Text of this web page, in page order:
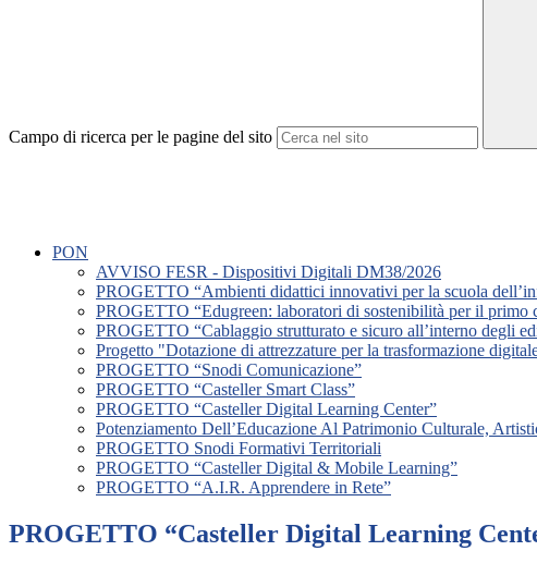
Campo di ricerca per le pagine del sito
PON
AVVISO FESR - Dispositivi Digitali DM38/2026
PROGETTO “Ambienti didattici innovativi per la scuola
PROGETTO “Edugreen: laboratori di sostenibilità per il primo
PROGETTO “Cablaggio strutturato e sicuro all’interno degli
Progetto "Dotazione di attrezzature per la trasformazione
PROGETTO “Snodi Comunicazione”
PROGETTO “Casteller Smart Class”
PROGETTO “Casteller Digital Learning Center”
Potenziamento Dell’Educazione Al Patrimonio Culturale,
PROGETTO Snodi Formativi Territoriali
PROGETTO “Casteller Digital & Mobile Learning”
PROGETTO “A.I.R. Apprendere in Rete”
PROGETTO “Casteller Digital Learning